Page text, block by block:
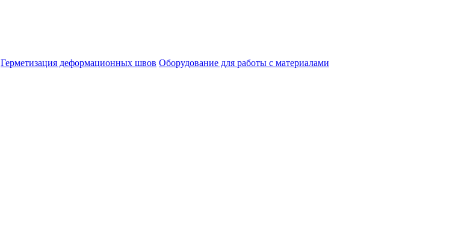
Герметизация деформационных швов Оборудование для работы с материалами